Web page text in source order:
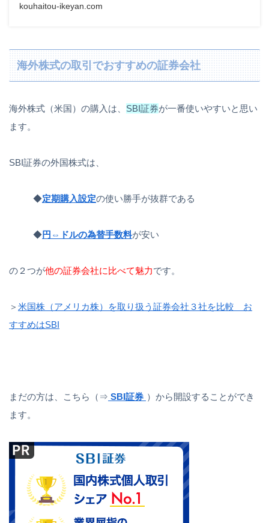
kouhaitou-ikeyan.com
海外株式の取引でおすすめの証券会社
海外株式（米国）の購入は、 SBI証券が一番使いやすいと思い
ます。
SBI証券の外国株式は、
◆定期購入設定の使い勝手が抜群である
◆円⇔ドルの為替手数料が安い
の２つが他の証券会社に比べて魅力です。
＞ 米国株（アメリカ株）を取り扱う証券会社３社を比較 お
すすめはSBI
まだの方は、こちら（⇒ SBI証券 ）から開設することができ
ます。